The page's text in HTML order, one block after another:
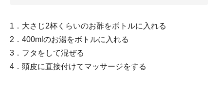
1．大さじ2杯くらいのお酢をボトルに入れる
2．400mlのお湯をボトルに入れる
3．フタをして混ぜる
4．頭皮に直接付けてマッサージをする